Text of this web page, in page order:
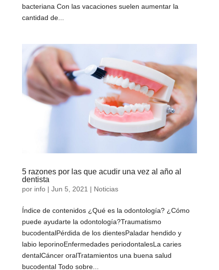
bacteriana Con las vacaciones suelen aumentar la
cantidad de...
5 razones por las que acudir una vez al año al
dentista
por info| Jun 5, 2021 | Noticias
Índice de contenidos ¿Qué es la odontología? ¿Cómo
puede ayudarte la odontología?Traumatismo
bucodentalPérdida de los dientesPaladar hendido y
labio leporinoEnfermedades periodontalesLa caries
dentalCáncer oralTratamientos una buena salud
bucodental Todo sobre...